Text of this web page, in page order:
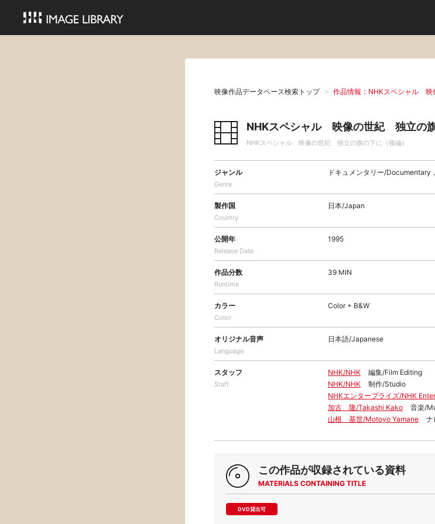
映像作品データベース検索トップ 作品情報：NHKスペシャル 映
NHKスペシャル 映像の世紀 独立の旗
NHKスペシャル 映像の世紀 独立の旗の下に（後編）
ジャンル
Genre
ドキュメンタリー/Documentary
製作国
Country
日本/Japan
公開年
Release Date
1995
作品分数
Runtime
39 MIN
カラー
Color
Color + B&W
オリジナル音声
Language
日本語/Japanese
スタッフ
Staff
NHK/NHK
編集/Film Editing
NHK/NHK
制作/Studio
NHKエンタープライズ/NHK
加古 隆/Takashi Kako
音楽/
山根 基世/Motoyo Yamane
ナ
この作品が収録されている資料
MATERIALS CONTAINING TITLE
DVD貸出可